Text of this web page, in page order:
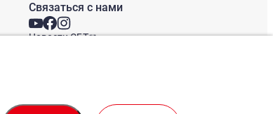
Связаться с нами
Новости СБТ